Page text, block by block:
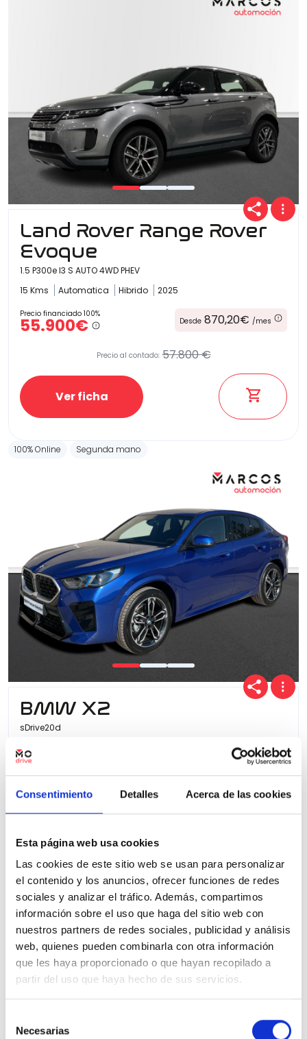
Consentimiento Detalles Acerca de las cookies
Esta página web usa cookies
Las cookies de este sitio web se usan para personalizar
el contenido y los anuncios, ofrecer funciones de redes
sociales y analizar el tráfico. Además, compartimos
información sobre el uso que haga del sitio web con
nuestros partners de redes sociales, publicidad y análisis
web, quienes pueden combinarla con otra información
que les haya proporcionado o que hayan recopilado a
partir del uso que haya hecho de sus servicios.
Necesarias
Land Rover Range Rover
Evoque
1.5 P300e I3 S AUTO 4WD PHEV
15 Kms
Automatica Hibrido 2025
Precio financiado 100%
55.900€ Desde 870,20€ /mes
Precio al contado: 57.800 €
Ver ficha
100% Online Segunda mano
BMW X2
sDrive20d
50 Kms
48.900€ Desde 761,23€/mes
Precio al contado: 49.900 €
Ver ficha
100% Online